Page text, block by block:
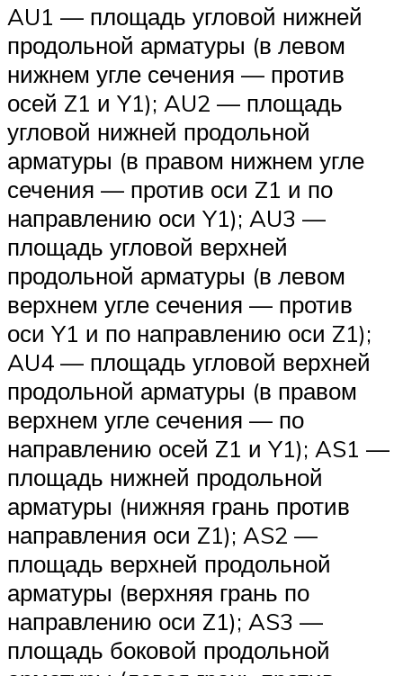
AU1 — площадь угловой нижней
продольной арматуры (в левом
нижнем угле сечения — против
осей Z1 и Y1); AU2 — площадь
угловой нижней продольной
арматуры (в правом нижнем угле
сечения — против оси Z1 и по
направлению оси Y1); AU3 —
площадь угловой верхней
продольной арматуры (в левом
верхнем угле сечения — против
оси Y1 и по направлению оси Z1);
AU4 — площадь угловой верхней
продольной арматуры (в правом
верхнем угле сечения — по
направлению осей Z1 и Y1); AS1 —
площадь нижней продольной
арматуры (нижняя грань против
направления оси Z1); AS2 —
площадь верхней продольной
арматуры (верхняя грань по
направлению оси Z1); AS3 —
площадь боковой продольной